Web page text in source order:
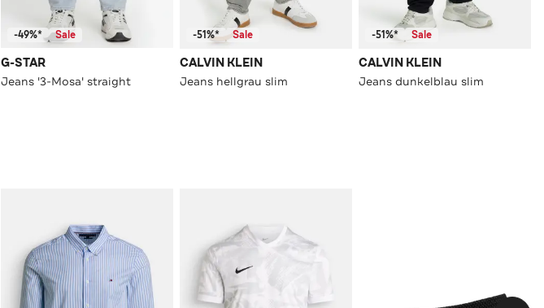
-49%* Sale
G-STAR
Jeans '3-Mosa' straight
-51%* Sale
CALVIN KLEIN
Jeans hellgrau slim
-51%* Sale
CALVIN KLEIN
Jeans dunkelblau slim